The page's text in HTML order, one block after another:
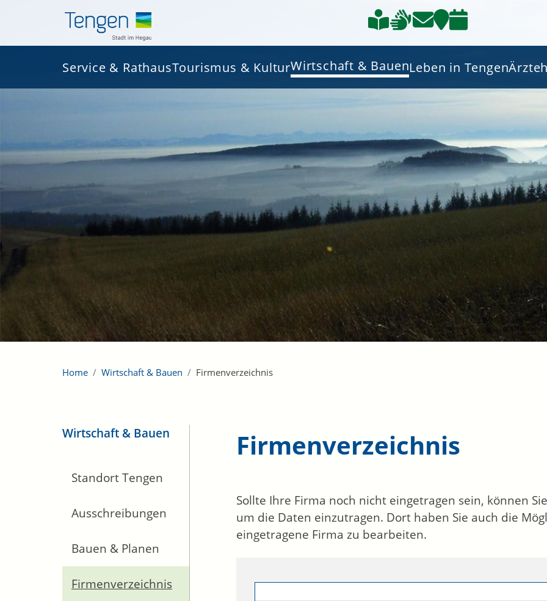
Service & RathausTourismus & KulturWirtschaft & BauenLeben in Tengen
Home Wirtschaft & Bauen Firmenverzeichnis
Wirtschaft & Bauen
Standort Tengen
Ausschreibungen
Bauen & Planen
Firmenverzeichnis
Firmenverzeichnis
Sollte Ihre Firma noch nicht eingetragen sein, können
um die Daten einzutragen. Dort haben Sie auch die
eingetragene Firma zu bearbeiten.